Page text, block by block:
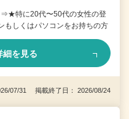
⇒★特に20代〜50代の女性の登
しくはパソコンをお持ちの方
細を見る
07/31 掲載終了日： 2026/08/24